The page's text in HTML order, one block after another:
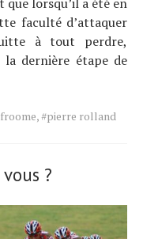
faculté d’attaquer
à tout perdre,
dernière étape de
,#pierre rolland
?